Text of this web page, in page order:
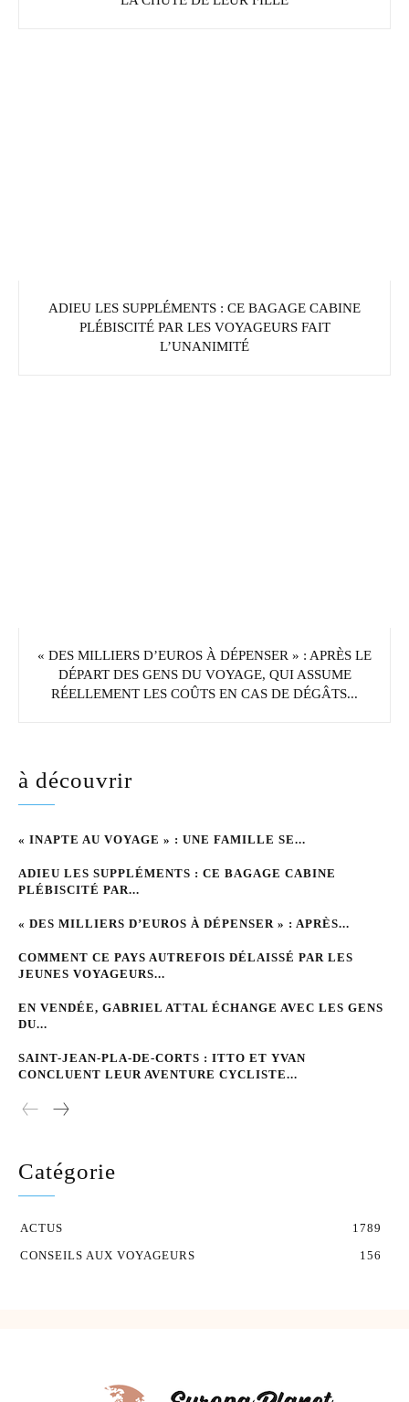
ADIEU LES SUPPLÉMENTS : CE BAGAGE CABINE
PLÉBISCITÉ PAR LES VOYAGEURS FAIT
L’UNANIMITÉ
« DES MILLIERS D’EUROS À DÉPENSER » : APRÈS LE
DÉPART DES GENS DU VOYAGE, QUI ASSUME
RÉELLEMENT LES COÛTS EN CAS DE DÉGÂTS...
à découvrir
« INAPTE AU VOYAGE » : UNE FAMILLE SE...
ADIEU LES SUPPLÉMENTS : CE BAGAGE CABINE
PLÉBISCITÉ PAR...
« DES MILLIERS D’EUROS À DÉPENSER » : APRÈS...
COMMENT CE PAYS AUTREFOIS DÉLAISSÉ PAR LES
JEUNES VOYAGEURS...
EN VENDÉE, GABRIEL ATTAL ÉCHANGE AVEC LES GENS
DU...
SAINT-JEAN-PLA-DE-CORTS : ITTO ET YVAN
CONCLUENT LEUR AVENTURE CYCLISTE...
Catégorie
ACTUS
1789
CONSEILS AUX VOYAGEURS
156